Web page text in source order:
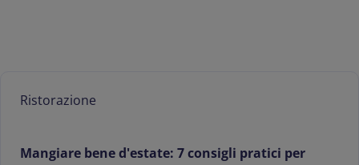
Ristorazione
Mangiare bene d'estate: 7 consigli pratici per